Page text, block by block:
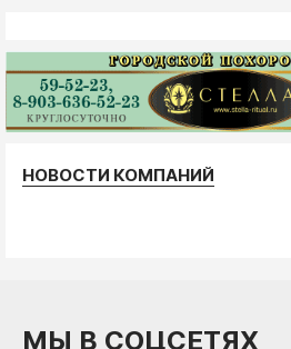
НОВОСТИ КОМПАНИЙ
МЫ В СОЦСЕТЯХ